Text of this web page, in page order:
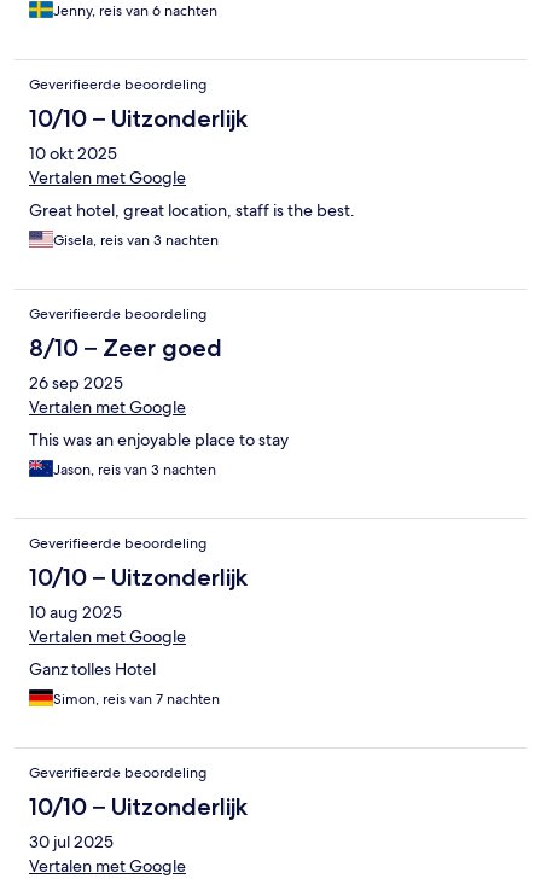
Jenny, reis van 6 nachten
Geverifieerde beoordeling
10/10 – Uitzonderlijk
10 okt 2025
Vertalen met Google
Great hotel, great location, staff is the best.
Gisela, reis van 3 nachten
Geverifieerde beoordeling
8/10 – Zeer goed
26 sep 2025
Vertalen met Google
This was an enjoyable place to stay
Jason, reis van 3 nachten
Geverifieerde beoordeling
10/10 – Uitzonderlijk
10 aug 2025
Vertalen met Google
Ganz tolles Hotel
Simon, reis van 7 nachten
Geverifieerde beoordeling
10/10 – Uitzonderlijk
30 jul 2025
Vertalen met Google